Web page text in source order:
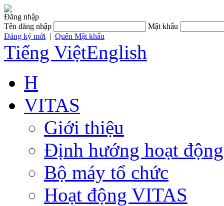
Đăng nhập
Tên đăng nhập
Mật khẩu
Đăng ký mới | Quên Mật khẩu
Tiếng ViệtEnglish
H
VITAS
Giới thiệu
Định hướng hoạt động
Bộ máy tổ chức
Hoạt động VITAS